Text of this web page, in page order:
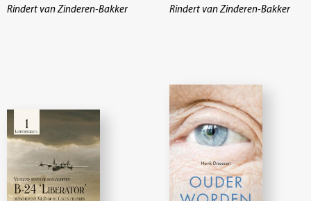
Rindert van Zinderen-Bakker
Rindert van Zinderen-Bakker